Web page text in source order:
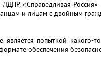
ЛДПР, «Справедливая
и лицам с двойным
попыткой какого-
обеспечения